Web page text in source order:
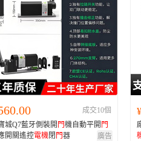
天津 重庆
河北
安徽 广西
吉林 黑龙江
四川
澳门
成交10個
城Q7藍牙側裝開 門機自動平開 門
開關遙控電機閉 門器
廣告
¥